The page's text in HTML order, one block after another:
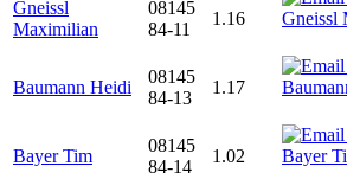
Gneissl
Maximilian
08145
84-11
1.16
Baumann Heidi
08145
84-13
1.17
Bayer Tim
08145
84-14
1.02